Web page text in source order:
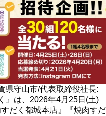
県守山市/代表取締役社長:
』は、2026年4月25日(土)
だく都城本店』『焼肉すだ